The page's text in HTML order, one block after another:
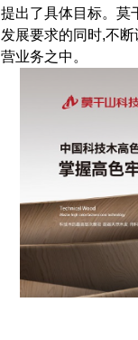
提出了具体目标。莫
发展要求的同时,不
营业务之中。